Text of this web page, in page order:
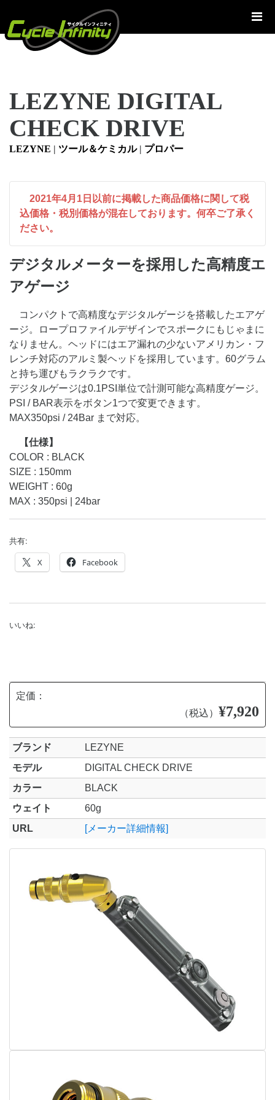
テ
LEZYNE DIGITAL
CHECK DRIVE
LEZYNE | ツール＆ケミカル| プロパー
2021年4月1日以前に掲載した商品価格に関して税
込価格・税別価格が混在しております。何卒ご了承く
ださい。
デジタルメーターを採用した高精度エ
アゲージ
コンパクトで高精度なデジタルゲージを搭載したエアゲ
ージ。ロープロファイルデザインでスポークにもじゃまに
なりません。ヘッドにはエア漏れの少ないアメリカン・フ
レンチ対応のアルミ製ヘッドを採用しています。60グラム
と持ち運びもラクラクです。
デジタルゲージは0.1PSI単位で計測可能な高精度ゲージ。
PSI / BAR表示をボタン1つで変更できます。
MAX350psi / 24Bar まで対応。
【仕様】
COLOR : BLACK
SIZE : 150mm
WEIGHT : 60g
MAX : 350psi | 24bar
共有:
X Facebook
いいね:
定価：
（税込） ¥7,920
ブランド
LEZYNE
モデル
DIGITAL CHECK DRIVE
カラー
BLACK
ウェイト
60g
URL
[メーカー詳細情報]